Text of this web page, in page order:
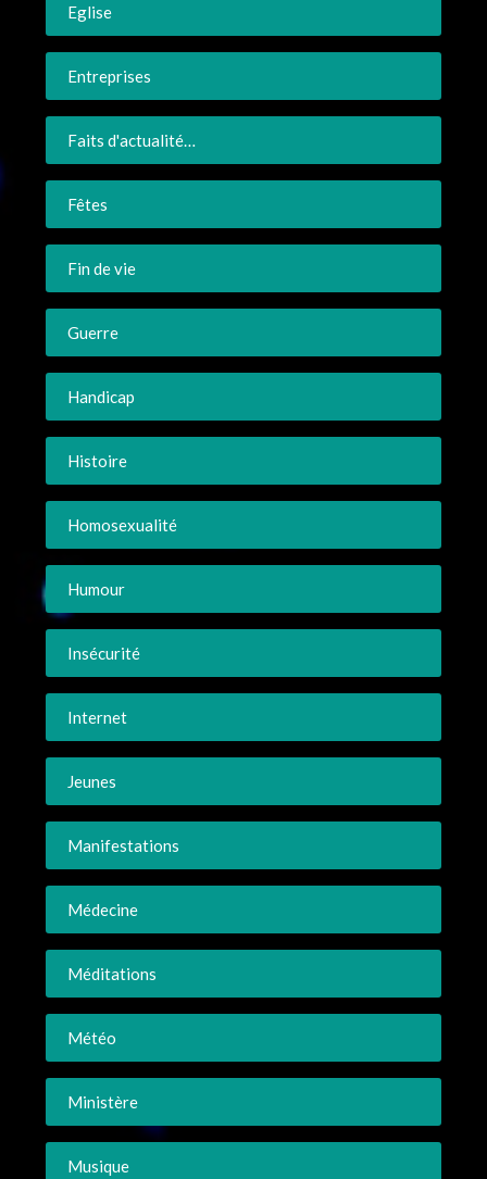
Eglise
Entreprises
Faits d'actualité…
Fêtes
Fin de vie
Guerre
Handicap
Histoire
Homosexualité
Humour
Insécurité
Internet
Jeunes
Manifestations
Médecine
Méditations
Météo
Ministère
Musique